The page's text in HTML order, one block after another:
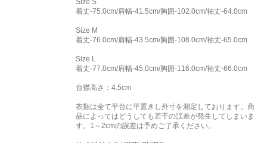
Size S
着丈-75.0cm/肩幅-41.5cm/胸囲-102.0cm/袖丈-64.0cm
Size M
着丈-76.0cm/肩幅-43.5cm/胸囲-108.0cm/袖丈-65.0cm
Size L
着丈-77.0cm/肩幅-45.0cm/胸囲-116.0cm/袖丈-66.0cm
台襟高さ：4.5cm
衣類は全て平台に平置きし外寸を測定しております。商
品によってはどうしても若干の誤差が発生してしまいま
す。1～2cmの誤差は予めご了承ください。